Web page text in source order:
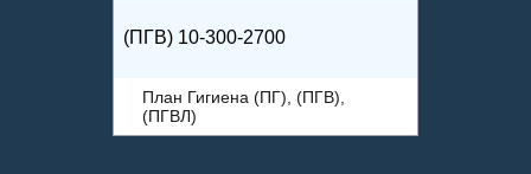
(ПГВ) 10-300-2700
План Гигиена (ПГ), (ПГВ),
(ПГВЛ)